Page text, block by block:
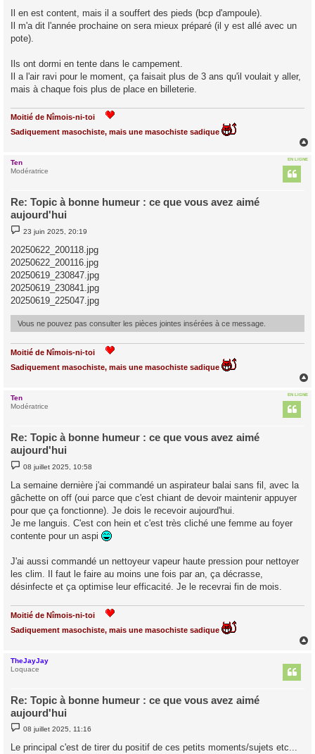
Il en est content, mais il a souffert des pieds (bcp d'ampoule).
Il m'a dit l'année prochaine on sera mieux préparé (il y est allé avec un
pote).
Ils ont dormi en tente dans le campement.
Il a l'air ravi pour le moment, ça faisait plus de 3 ans qu'il voulait y aller,
mais à chaque fois plus de place en billeterie.
Moitié de Nîmois-ni-toi
Sadiquement masochiste, mais une masochiste sadique
EN LIGNE
Ten
Modératrice
Re: Topic à bonne humeur : ce que vous avez aimé
aujourd'hui
M
e
s
s
a
g
e
23 juin 2025, 20:19
20250622_200118.jpg
20250622_200116.jpg
20250619_230847.jpg
20250619_230841.jpg
20250619_225047.jpg
Vous ne pouvez pas consulter les pièces jointes insérées à ce message.
Moitié de Nîmois-ni-toi
Sadiquement masochiste, mais une masochiste sadique
EN LIGNE
Ten
Modératrice
Re: Topic à bonne humeur : ce que vous avez aimé
aujourd'hui
M
e
s
a
e
08 juillet 2025, 10:58
La semaine dernière j'ai commandé un aspirateur balai sans fil, avec la
gâchette on off (oui parce que c'est chiant de devoir maintenir appuyer
pour que ça fonctionne). Je dois le recevoir aujourd'hui.
Je me languis. C'est con hein et c'est très cliché une femme au foyer
contente pour un aspi
J'ai aussi commandé un nettoyeur vapeur haute pression pour nettoyer
les clim. Il faut le faire au moins une fois par an, ça décrasse,
désinfecte et ça optimise leur efficacité. Je le recevrai fin de mois.
Moitié de Nîmois-ni-toi
Sadiquement masochiste, mais une masochiste sadique
TheJayJay
Loquace
Re: Topic à bonne humeur : ce que vous avez aimé
aujourd'hui
M
e
08 juillet 2025, 11:16
Le principal c'est de tirer du positif de ces petits moments/sujets etc...